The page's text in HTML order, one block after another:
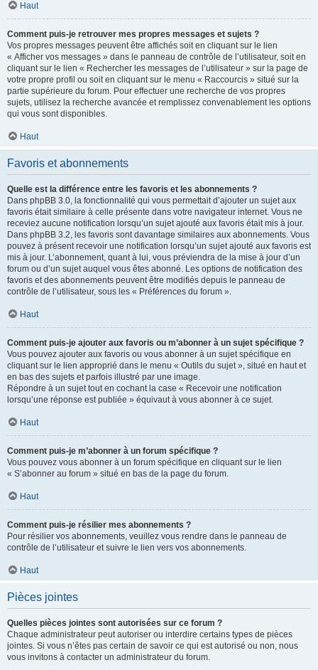
Haut
Comment puis-je retrouver mes propres messages et sujets ?
Vos propres messages peuvent être affichés soit en cliquant sur le lien
« Afficher vos messages » dans le panneau de contrôle de l’utilisateur, soit en
cliquant sur le lien « Rechercher les messages de l’utilisateur » sur la page de
votre propre profil ou soit en cliquant sur le menu « Raccourcis » situé sur la
partie supérieure du forum. Pour effectuer une recherche de vos propres
sujets, utilisez la recherche avancée et remplissez convenablement les options
qui vous sont disponibles.
Haut
Favoris et abonnements
Quelle est la différence entre les favoris et les abonnements ?
Dans phpBB 3.0, la fonctionnalité qui vous permettait d’ajouter un sujet aux
favoris était similaire à celle présente dans votre navigateur internet. Vous ne
receviez aucune notification lorsqu’un sujet ajouté aux favoris était mis à jour.
Dans phpBB 3.2, les favoris sont davantage similaires aux abonnements. Vous
pouvez à présent recevoir une notification lorsqu’un sujet ajouté aux favoris est
mis à jour. L’abonnement, quant à lui, vous préviendra de la mise à jour d’un
forum ou d’un sujet auquel vous êtes abonné. Les options de notification des
favoris et des abonnements peuvent être modifiés depuis le panneau de
contrôle de l’utilisateur, sous les « Préférences du forum ».
Haut
Comment puis-je ajouter aux favoris ou m’abonner à un sujet spécifique ?
Vous pouvez ajouter aux favoris ou vous abonner à un sujet spécifique en
cliquant sur le lien approprié dans le menu « Outils du sujet », situé en haut et
en bas des sujets et parfois illustré par une image.
Répondre à un sujet tout en cochant la case « Recevoir une notification
lorsqu’une réponse est publiée » équivaut à vous abonner à ce sujet.
Haut
Comment puis-je m’abonner à un forum spécifique ?
Vous pouvez vous abonner à un forum spécifique en cliquant sur le lien
« S’abonner au forum » situé en bas de la page du forum.
Haut
Comment puis-je résilier mes abonnements ?
Pour résilier vos abonnements, veuillez vous rendre dans le panneau de
contrôle de l’utilisateur et suivre le lien vers vos abonnements.
Haut
Pièces jointes
Quelles pièces jointes sont autorisées sur ce forum ?
Chaque administrateur peut autoriser ou interdire certains types de pièces
jointes. Si vous n’êtes pas certain de savoir ce qui est autorisé ou non, nous
vous invitons à contacter un administrateur du forum.